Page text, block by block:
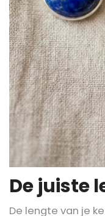
De juiste
De lengte van je